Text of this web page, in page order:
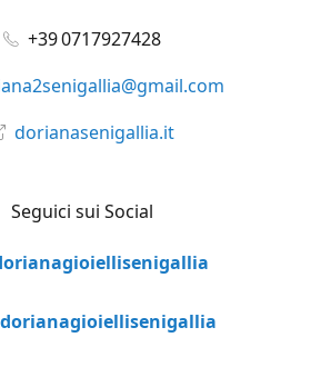
+39 0717927428
dorianasenigallia.it
Seguici sui Social